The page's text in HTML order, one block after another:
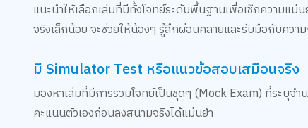
แนะนำให้เลือกเล่มที่มีทั้งโจทย์ระดับพื้นฐานเพื่อเช็กความแม่
จริงเล็กน้อย จะช่วยให้น้องๆ รู้สึกผ่อนคลายและรับมือกับคว
มี Simulator Test หรือแนวข้อสอบเสมือนจริง
มองหาเล่มที่มีการรวมโจทย์เป็นชุดๆ (Mock Exam) ที่ระบุจำ
คะแนนตัวเองก่อนลงสนามจริงได้แม่นยำ